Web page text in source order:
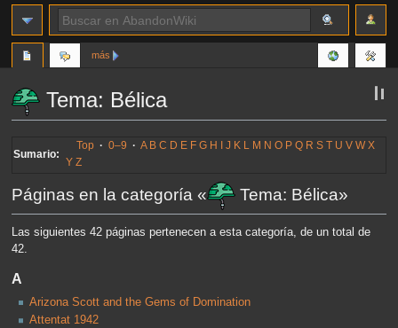
Tema: Bélica
a
navegación
a
búsqueda
Sumario:
Top · 0–9 · A B C D E F G H I J K L M N O P Q R S T U V W X
Y Z
Páginas en la categoría « Tema: Bélica»
Las siguientes 42 páginas pertenecen a esta categoría, de un total de
42.
A
Arizona Scott and the Gems of Domination
Attentat 1942
más